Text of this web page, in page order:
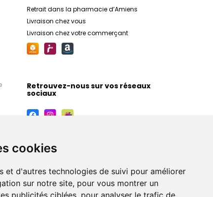
cookies
et d'autres technologies de suivi pour améliorer
sur notre site, pour vous montrer un
publicités ciblées, pour analyser le trafic de
Retrait dans la pharmacie d’Amiens
Livraison chez vous
Livraison chez votre commerçant
Retrouvez-nous sur vos réseaux
sociaux